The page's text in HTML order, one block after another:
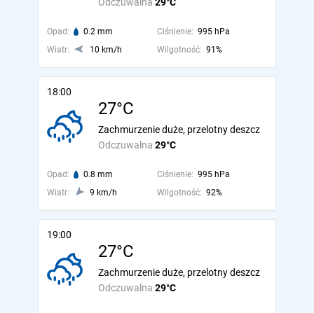
Opad: 0.2 mm Ciśnienie: 995 hPa
Wiatr:
10 km/h Wilgotność: 91%
18:00
27°C
Odczuwalna 29°C
Zachmurzenie duże, przelotny deszcz
Opad: 0.8 mm Ciśnienie: 995 hPa
Wiatr:
9 km/h Wilgotność: 92%
19:00
27°C
Odczuwalna 29°C
Zachmurzenie duże, przelotny deszcz